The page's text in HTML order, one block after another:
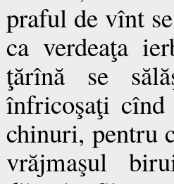
praful de vînt
ca verdeaţa
ţărînă se
înfricoşaţi cînd
chinuri, pentru
vrăjmaşul